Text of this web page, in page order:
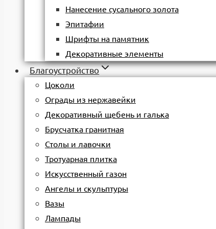
Нанесение сусального золота
Эпитафии
Шрифты на памятник
Декоративные элементы
Благоустройство
Цоколи
Ограды из нержавейки
Декоративный щебень и галька
Брусчатка гранитная
Столы и лавочки
Тротуарная плитка
Искусственный газон
Ангелы и скульптуры
Вазы
Лампады